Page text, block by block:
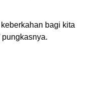
bagi kita
pungkasnya.